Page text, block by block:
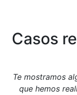
Casos
Te mostramos
que hemos